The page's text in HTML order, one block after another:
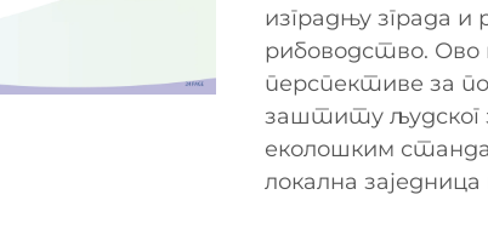
изградњу зграда и
рибоводство. Ово
перспективе за
заштиту људског
еколошким
локална